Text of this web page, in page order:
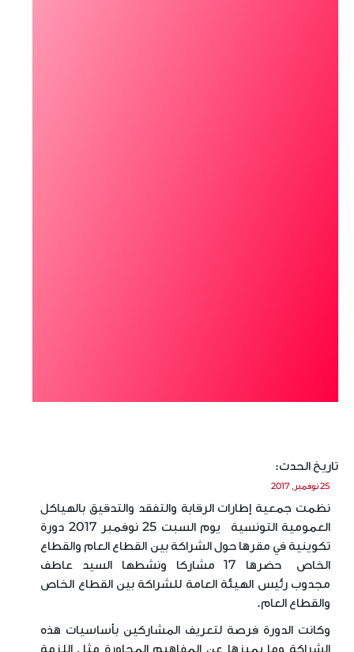
تاريخ الحدث:
25 نوفمبر, 2017
نظمت جمعية إطارات الرقابة والتفقد والتدقيق بالهياكل
العمومية التونسية يوم السبت 25 نوفمبر 2017 دورة
تكوينية في مقرها حول الشراكة بين القطاع العام والقطاع
الخاص
حضرها 17 مشاركا ونشطها السيد عاطف
مجدوب رئيس الهيئة العامة للشراكة بين القطاع الخاص
والقطاع العام.
وكانت الدورة فرصة لتعريف المشاركين بأساسيات هذه